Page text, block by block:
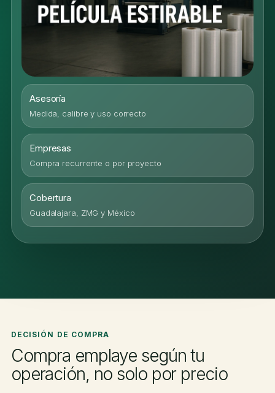
Asesoría
Medida, calibre y uso correcto
Empresas
Compra recurrente o por proyecto
Cobertura
Guadalajara, ZMG y México
DECISIÓN DE COMPRA
Compra emplaye según tu
operación, no solo por precio